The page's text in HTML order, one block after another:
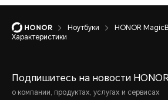
протестировано
PC Mark 10
время работы
Ноутбуки
HONOR
Характеристики
Подпишитесь на новости HONOR
о компании, продуктах, услугах и сервисах